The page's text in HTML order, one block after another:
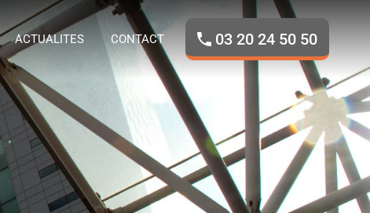
A PROPOS NOS BIENS ACTUALITES
ACTUALITES CONTACT 03 20 24 50 50